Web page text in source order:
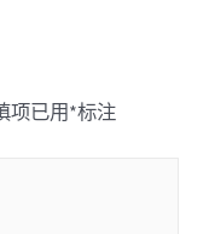
项已用*标注